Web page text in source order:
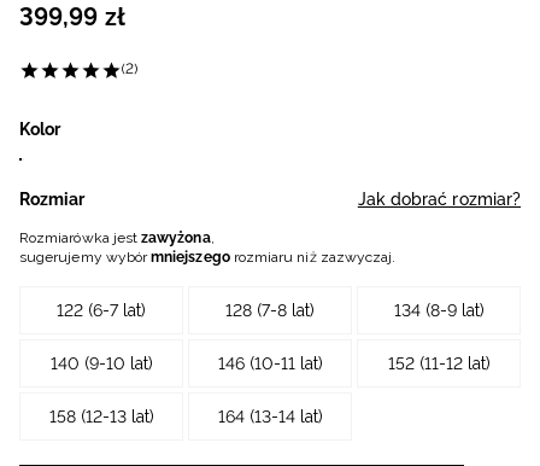
399,99 zł
(2)
Kolor
Rozmiar Jak dobrać rozmiar?
Rozmiarówka jestzawyżona,
sugerujemy wybórmniejszegorozmiaru niż zazwyczaj.
122 (6-7 lat) 128 (7-8 lat) 134 (8-9 lat)
140 (9-10 lat) 146 (10-11 lat) 152 (11-12 lat)
158 (12-13 lat) 164 (13-14 lat)